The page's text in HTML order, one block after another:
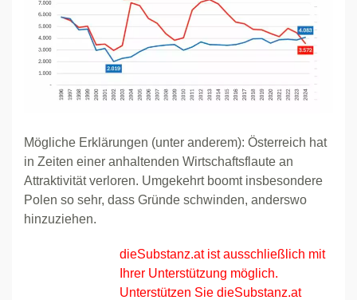
Mögliche Erklärungen (unter anderem): Österreich hat
in Zeiten einer anhaltenden Wirtschaftsflaute an
Attraktivität verloren. Umgekehrt boomt insbesondere
Polen so sehr, dass Gründe schwinden, anderswo
hinzuziehen.
dieSubstanz.at ist ausschließlich mit
Ihrer Unterstützung möglich.
Unterstützen Sie dieSubstanz.at